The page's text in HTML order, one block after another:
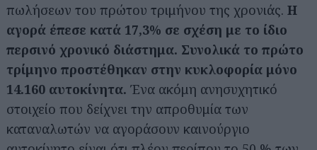
πωλήσεων του πρώτου τριμήνου της χρονιάς. Η
αγορά έπεσε κατά 17,3% σε σχέση με το ίδιο
περσινό χρονικό διάστημα. Συνολικά το πρώτο
τρίμηνο προστέθηκαν στην κυκλοφορία μόνο
14.160 αυτοκίνητα. Ένα ακόμη ανησυχητικό
στοιχείο που δείχνει την απροθυμία των
καταναλωτών να αγοράσουν καινούργιο